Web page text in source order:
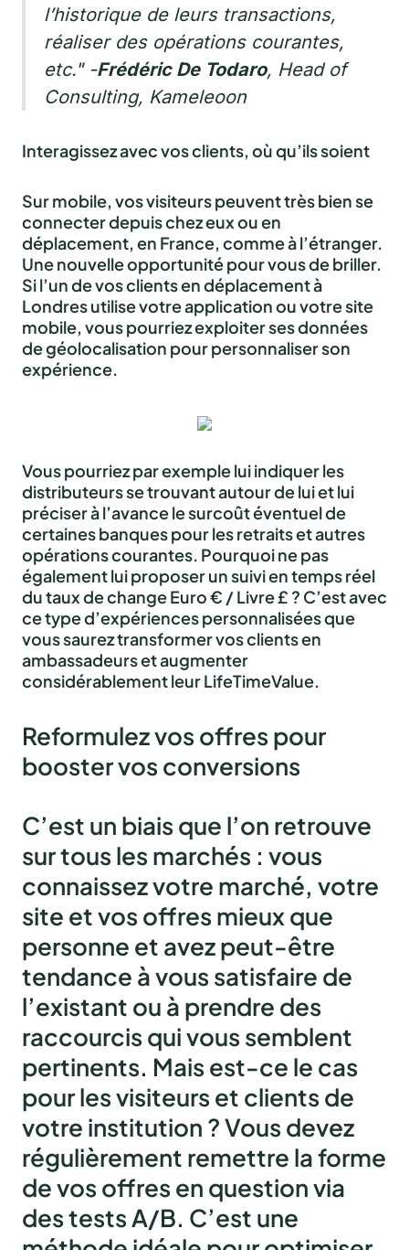
l’historique de leurs transactions,
réaliser des opérations courantes,
etc." -Frédéric De Todaro, Head of
Consulting, Kameleoon
Interagissez avec vos clients, où qu’ils soient
Sur mobile, vos visiteurs peuvent très bien se
connecter depuis chez eux ou en
déplacement, en France, comme à l’étranger.
Une nouvelle opportunité pour vous de briller.
Si l’un de vos clients en déplacement à
Londres utilise votre application ou votre site
mobile, vous pourriez exploiter ses données
de géolocalisation pour personnaliser son
expérience.
Vous pourriez par exemple lui indiquer les
distributeurs se trouvant autour de lui et lui
préciser à l’avance le surcoût éventuel de
certaines banques pour les retraits et autres
opérations courantes. Pourquoi ne pas
également lui proposer un suivi en temps réel
du taux de change Euro € / Livre £ ? C’est avec
ce type d’expériences personnalisées que
vous saurez transformer vos clients en
ambassadeurs et augmenter
considérablement leur LifeTimeValue.
Reformulez vos offres pour
booster vos conversions
C’est un biais que l’on retrouve
sur tous les marchés : vous
connaissez votre marché, votre
site et vos offres mieux que
personne et avez peut-être
tendance à vous satisfaire de
l’existant ou à prendre des
raccourcis qui vous semblent
pertinents. Mais est-ce le cas
pour les visiteurs et clients de
votre institution ?Vous devez
régulièrement remettre la forme
de vos offres en question via
des tests A/B. C’est une